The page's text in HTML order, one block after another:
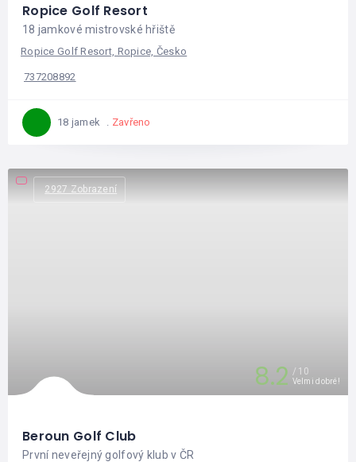
Ropice Golf Resort
18 jamkové mistrovské hřiště
Ropice Golf Resort, Ropice, Česko
737208892
18 jamek Zavřeno
2927 Zobrazení
8.2 10
Velmi dobré!
Beroun Golf Club
První neveřejný golfový klub v ČR